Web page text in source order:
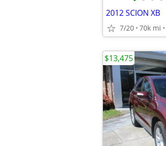
2012 SCION XB
7/20 70k mi
$13,475